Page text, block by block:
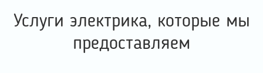
Услуги электрика, которые мы
предоставляем